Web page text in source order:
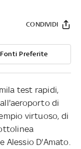
Fonti Preferite
CONDIVIDI
test rapidi,
di
virtuoso, di
Alessio D'Amato.